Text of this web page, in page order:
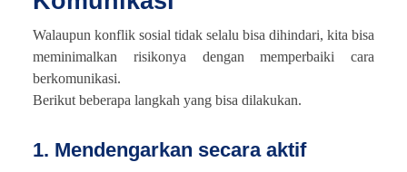
Walaupun konflik sosial tidak selalu bisa dihindari, kita bisa
meminimalkan risikonya dengan memperbaiki cara
berkomunikasi.
Berikut beberapa langkah yang bisa dilakukan.
1. Mendengarkan secara aktif